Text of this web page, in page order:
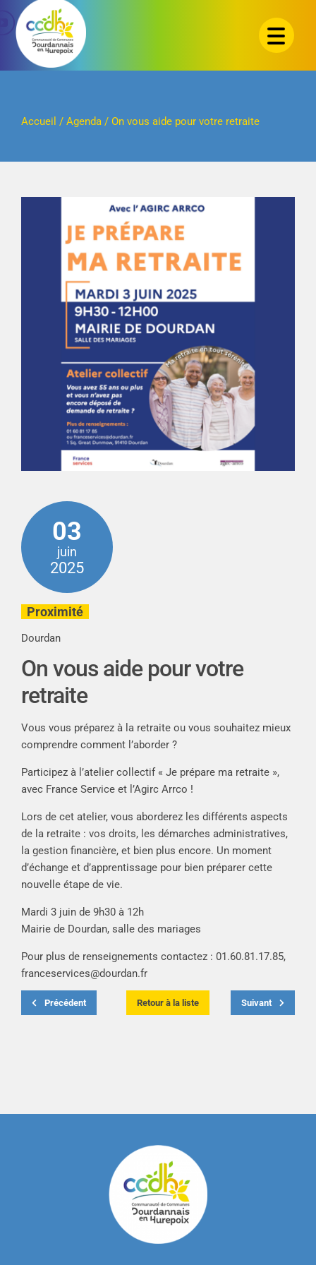
Passer
contenu
Accueil / Agenda/ On vous aide pour votre retraite
03
juin
2025
Proximité
Dourdan
On vous aide pour votre
retraite
Vous vous préparez à la retraite ou vous souhaitez mieux
comprendre comment l’aborder ?
Participez à l’atelier collectif « Je prépare ma retraite »,
avec France Service et l’Agirc Arrco !
Lors de cet atelier, vous aborderez les différents aspects
de la retraite : vos droits, les démarches administratives,
la gestion financière, et bien plus encore. Un moment
d’échange et d’apprentissage pour bien préparer cette
nouvelle étape de vie.
Mardi 3 juin de 9h30 à 12h
Mairie de Dourdan, salle des mariages
Pour plus de renseignements contactez : 01.60.81.17.85,
franceservices@dourdan.fr
Précédent Retour à la liste Suivant